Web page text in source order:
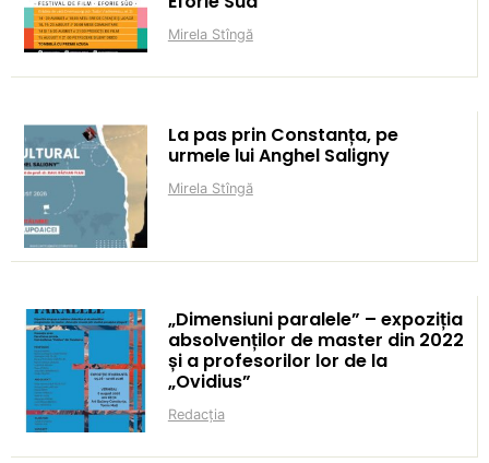
Mirela Stîngă
La pas prin Constanța, pe
urmele lui Anghel Saligny
Mirela Stîngă
„Dimensiuni paralele” – expoziția
absolvenților de master din 2022
și a profesorilor lor de la
„Ovidius”
Redacția